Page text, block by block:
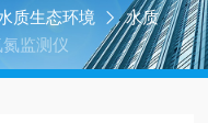
质生态环境
水质
监测仪